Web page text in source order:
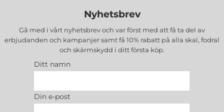
Nyhetsbrev
Gå med i vårt nyhetsbrev och var först med att få ta del av
erbjudanden och kampanjer samt få 10% rabatt på alla skal, fodral
och skärmskydd i ditt första köp.
Ditt namn
Din e-post